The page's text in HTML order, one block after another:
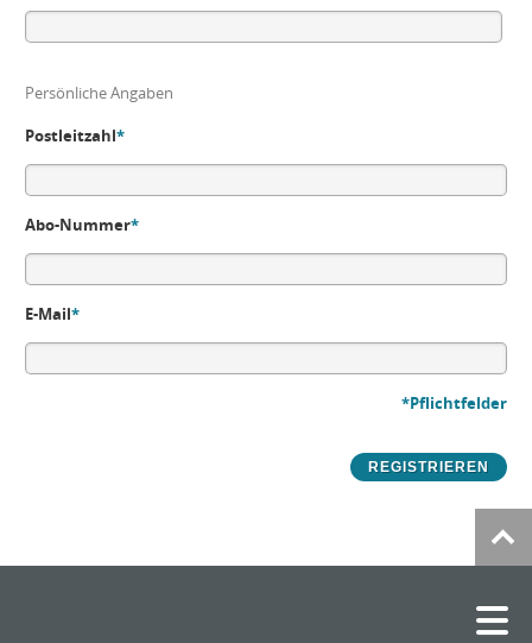
Persönliche Angaben
Postleitzahl*
Abo-Nummer*
E-Mail*
*Pflichtfelder